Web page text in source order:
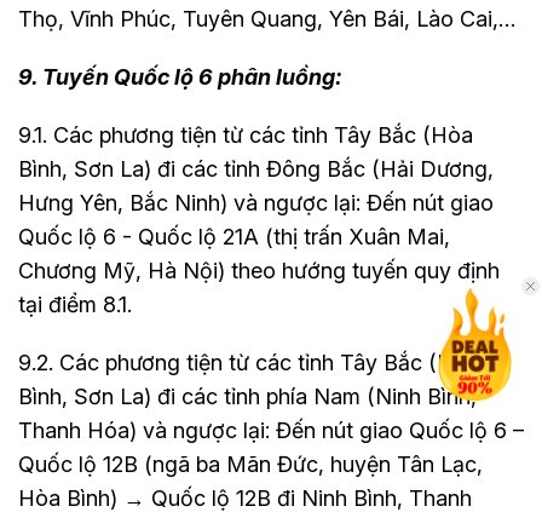
Thọ, Vĩnh Phúc, Tuyên Quang, Yên Bái, Lào Cai,…
9. Tuyến Quốc lộ 6 phân luồng:
9.1. Các phương tiện từ các tỉnh Tây Bắc (Hòa
Bình, Sơn La) đi các tỉnh Đông Bắc (Hải Dương,
Hưng Yên, Bắc Ninh) và ngược lại: Đến nút giao
Quốc lộ 6 - Quốc lộ 21A (thị trấn Xuân Mai,
Chương Mỹ, Hà Nội) theo hướng tuyến quy định
tại điểm 8.1.
9.2. Các phương tiện từ các tỉnh Tây Bắc (Hòa
Bình, Sơn La) đi các tỉnh phía Nam (Ninh Bình,
Thanh Hóa) và ngược lại: Đến nút giao Quốc lộ 6 –
Quốc lộ 12B (ngã ba Mãn Đức, huyện Tân Lạc,
Hòa Bình) → Quốc lộ 12B đi Ninh Bình, Thanh